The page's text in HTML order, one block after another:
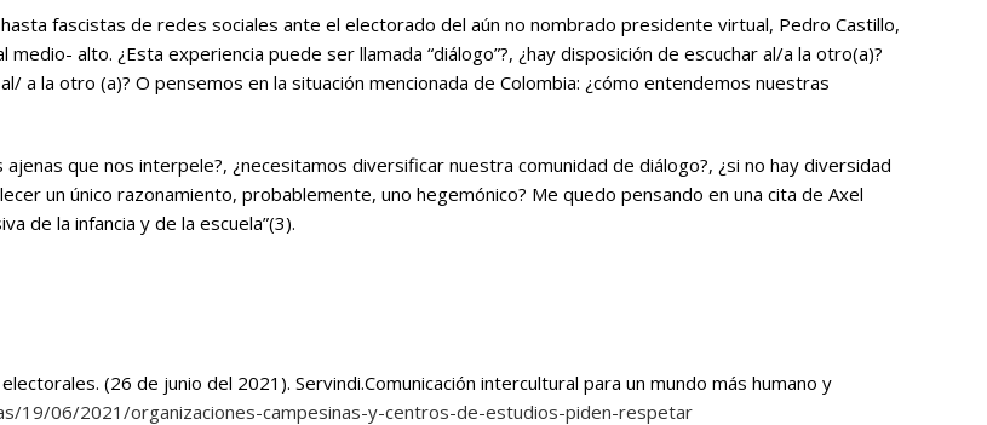
fascistas de redes sociales ante el electorado del aún no nombrado presidente virtual, Pedro Castillo,
alto. ¿Esta experiencia puede ser llamada “diálogo”?, ¿hay disposición de escuchar al/a la otro(a)?
la otro (a)? O pensemos en la situación mencionada de Colombia: ¿cómo entendemos nuestras
que nos interpele?, ¿necesitamos diversificar nuestra comunidad de diálogo?, ¿si no hay diversidad
un único razonamiento, probablemente, uno hegemónico? Me quedo pensando en una cita de Axel
de la infancia y de la escuela”(3).
(26 de junio del 2021). Servindi.Comunicación intercultural para un mundo más humano y
19/06/2021/organizaciones-campesinas-y-centros-de-estudios-piden-respetar